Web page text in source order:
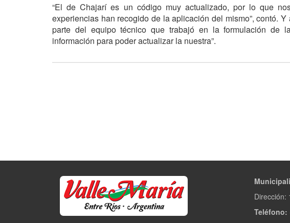
“El de Chajarí es un código muy actualizado, por lo que
experiencias han recogido de la aplicación del mismo”, contó.
parte del equipo técnico que trabajó en la formulación de
información para poder actualizar la nuestra”.
Dirección:
Teléfono: